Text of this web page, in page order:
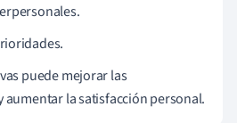
puede mejorar las
la satisfacción personal.